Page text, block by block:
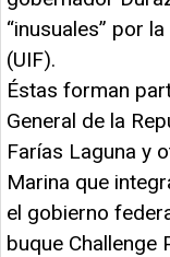
“inusuales” por
(UIF).
Éstas forman
General de la
Farías Laguna y
Marina que
el gobierno
buque Challenge